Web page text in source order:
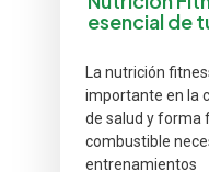
esencial de
La nutrición
importante en la
de salud y forma
combustible
entrenamientos